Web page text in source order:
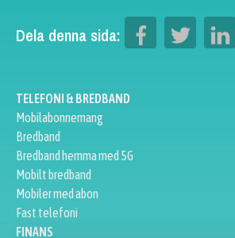
Dela denna sida:
TELEFONI & BREDBAND
Mobilabonnemang
Bredband
Bredband hemma med 5G
Mobilt bredband
Mobiler med abon
Fast telefoni
FINANS